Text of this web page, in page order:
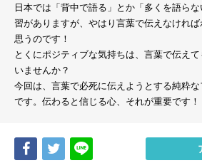
日本では「背中で語る」とか「多くを語ら
習がありますが、やはり言葉で伝えなけれ
思うのです！
とくにポジティブな気持ちは、言葉で伝え
いませんか？
今回は、言葉で必死に伝えようとする純粋
です。伝わると信じる心、それが重要です！
Share Tweet